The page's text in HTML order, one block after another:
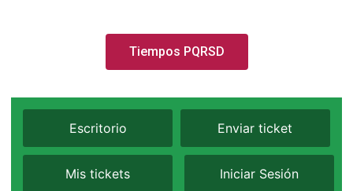
Tiempos PQRSD
Escritorio Enviar ticket
Mis tickets Iniciar Sesión